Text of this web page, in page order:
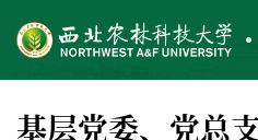
基层党委、党总